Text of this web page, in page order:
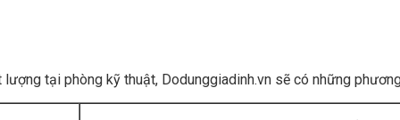
tại phòng kỹ thuật, Dodunggiadinh.vn sẽ có những